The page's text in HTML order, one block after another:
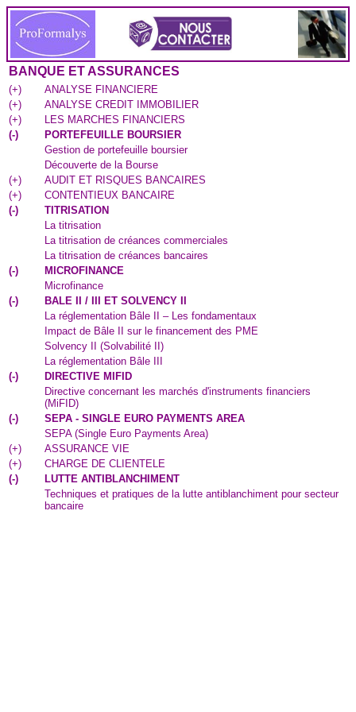
BANQUE ET ASSURANCES
(+)
ANALYSE FINANCIERE
(+)
ANALYSE CREDIT IMMOBILIER
(+)
LES MARCHES FINANCIERS
(-)
PORTEFEUILLE BOURSIER
Gestion de portefeuille boursier
Découverte de la Bourse
(+)
AUDIT ET RISQUES BANCAIRES
(+)
CONTENTIEUX BANCAIRE
(-)
TITRISATION
La titrisation
La titrisation de créances commerciales
La titrisation de créances bancaires
(-)
MICROFINANCE
Microfinance
(-)
BALE II / III ET SOLVENCY II
La réglementation Bâle II – Les fondamentaux
Impact de Bâle II sur le financement des PME
Solvency II (Solvabilité II)
La réglementation Bâle III
(-)
DIRECTIVE MIFID
Directive concernant les marchés d'instruments financiers
(MiFID)
(-)
SEPA - SINGLE EURO PAYMENTS AREA
SEPA (Single Euro Payments Area)
(+)
ASSURANCE VIE
(+)
CHARGE DE CLIENTELE
(-)
LUTTE ANTIBLANCHIMENT
Techniques et pratiques de la lutte antiblanchiment pour secteur
bancaire